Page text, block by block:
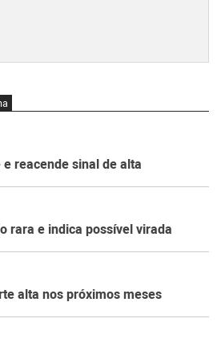
reacende sinal de alta
rara e indica possível virada
alta nos próximos meses